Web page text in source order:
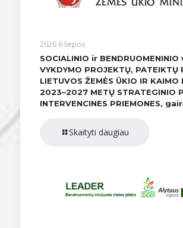
2026 6 liepos
SOCIALINIO ir
VYKDYMO PROJEKTŲ, PATEIKTŲ
LIETUVOS ŽEMĖS ŪKIO IR KAIMO
2023–2027 METŲ STRATEGINIO
INTERVENCINES PRIEMONES,
Skaityti daugiau